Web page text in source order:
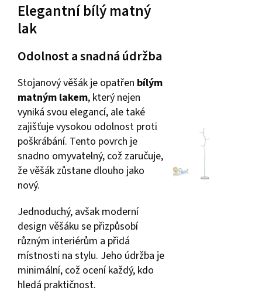
Elegantní bílý matný
lak
Odolnost a snadná údržba
Stojanový věšák je opatřen bílým
matným lakem, který nejen
vyniká svou elegancí, ale také
zajišťuje vysokou odolnost proti
poškrábání. Tento povrch je
snadno omyvatelný, což zaručuje,
že věšák zůstane dlouho jako
nový.
Jednoduchý, avšak moderní
design věšáku se přizpůsobí
různým interiérům a přidá
místnosti na stylu. Jeho údržba je
minimální, což ocení každý, kdo
hledá praktičnost.